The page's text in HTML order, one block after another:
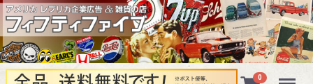
0 Menu